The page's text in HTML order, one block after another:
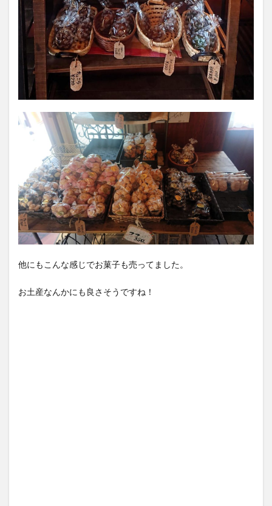
他にもこんな感じでお菓子も売ってました。
お土産なんかにも良さそうですね！